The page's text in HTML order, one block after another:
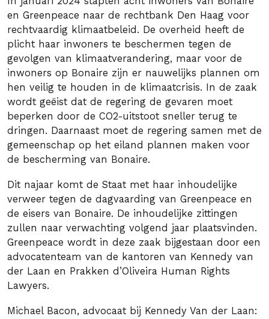
en Greenpeace naar de rechtbank Den Haag voor
rechtvaardig klimaatbeleid. De overheid heeft de
plicht haar inwoners te beschermen tegen de
gevolgen van klimaatverandering, maar voor de
inwoners op Bonaire zijn er nauwelijks plannen om
hen veilig te houden in de klimaatcrisis. In de zaak
wordt geëist dat de regering de gevaren moet
beperken door de CO2-uitstoot sneller terug te
dringen. Daarnaast moet de regering samen met de
gemeenschap op het eiland plannen maken voor
de bescherming van Bonaire.
Dit najaar komt de Staat met haar inhoudelijke
verweer tegen de dagvaarding van Greenpeace en
de eisers van Bonaire. De inhoudelijke zittingen
zullen naar verwachting volgend jaar plaatsvinden.
Greenpeace wordt in deze zaak bijgestaan door een
advocatenteam van de kantoren van Kennedy van
der Laan en Prakken d’Oliveira Human Rights
Lawyers.
Michael Bacon, advocaat bij Kennedy Van der Laan: